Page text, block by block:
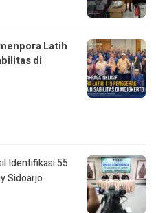
Latih
di
Identifikasi 55
Sidoarjo